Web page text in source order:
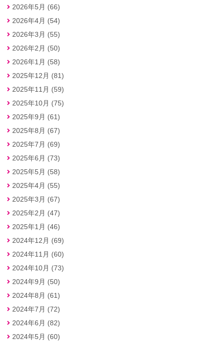
2026年5月 (66)
2026年4月 (54)
2026年3月 (55)
2026年2月 (50)
2026年1月 (58)
2025年12月 (81)
2025年11月 (59)
2025年10月 (75)
2025年9月 (61)
2025年8月 (67)
2025年7月 (69)
2025年6月 (73)
2025年5月 (58)
2025年4月 (55)
2025年3月 (67)
2025年2月 (47)
2025年1月 (46)
2024年12月 (69)
2024年11月 (60)
2024年10月 (73)
2024年9月 (50)
2024年8月 (61)
2024年7月 (72)
2024年6月 (82)
2024年5月 (60)